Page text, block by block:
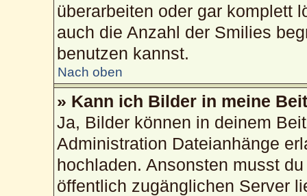
überarbeiten oder gar komplett
auch die Anzahl der Smilies
benutzen kannst.
Nach oben
» Kann ich Bilder in meine
Ja, Bilder können in deinem
Administration Dateianhänge
hochladen. Ansonsten musst
öffentlich zugänglichen Server